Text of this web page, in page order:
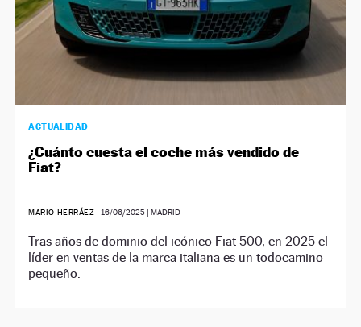
ACTUALIDAD
¿Cuánto cuesta el coche más vendido de
Fiat?
MARIO HERRÁEZ | 16/06/2025| MADRID
Tras años de dominio del icónico Fiat 500, en 2025 el
líder en ventas de la marca italiana es un todocamino
pequeño.